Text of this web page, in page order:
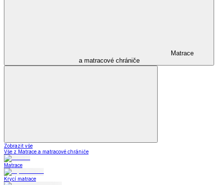
Matrace
a matracové chrániče
Zobrazit vše
Vše z Matrace a matracové chrániče
Matrace
Krycí matrace